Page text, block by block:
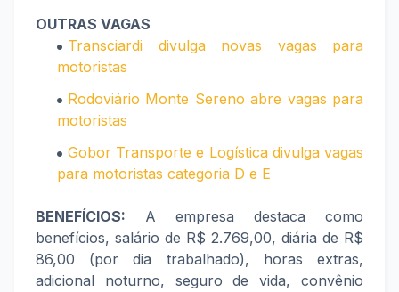
OUTRAS VAGAS
Transciardi divulga novas vagas para
motoristas
Rodoviário Monte Sereno abre vagas para
motoristas
Gobor Transporte e Logística divulga vagas
para motoristas categoria D e E
BENEFÍCIOS: A empresa destaca como
benefícios, salário de R$ 2.769,00, diária de R$
86,00 (por dia trabalhado), horas extras,
adicional noturno, seguro de vida, convênio